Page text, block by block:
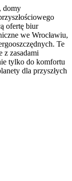
domy
ofertę biur
we Wrocławiu,
Te
z zasadami
tylko do komfortu
dla przyszłych